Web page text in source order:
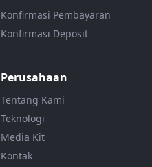
Konfirmasi Pembayaran
Konfirmasi Deposit
Perusahaan
Tentang Kami
Teknologi
Media Kit
Kontak